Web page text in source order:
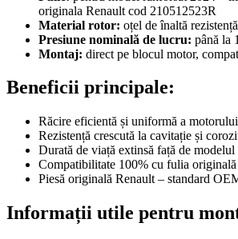
originala Renault cod 210512523R
Material rotor: oțel de înaltă rezistență
Presiune nominală de lucru: până la
Montaj: direct pe blocul motor,
Beneficii principale:
Răcire eficientă și uniformă a
Rezistență crescută la cavitație și
Durată de viață extinsă față de modelul
Compatibilitate 100% cu fulia
Piesă originală Renault – standard
Informații utile pentru